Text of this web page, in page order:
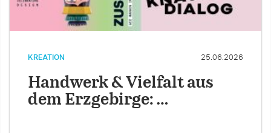
KREATION 25.06.2026
Handwerk & Vielfalt aus
dem Erzgebirge: …